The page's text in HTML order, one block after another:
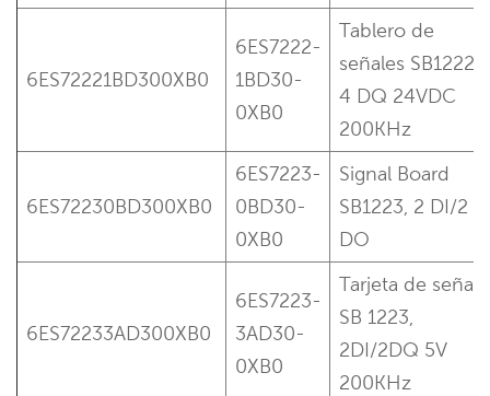
6ES72221BD300XB0
6ES7222-
1BD30-
0XB0
Tablero de
señales SB1222,
4 DQ 24VDC
200KHz
6ES72230BD300XB0
6ES7223-
0BD30-
0XB0
Signal Board
SB1223, 2 DI/2
DO
6ES72233AD300XB0
6ES7223-
3AD30-
0XB0
Tarjeta de señal
SB 1223,
2DI/2DQ 5V
200KHz